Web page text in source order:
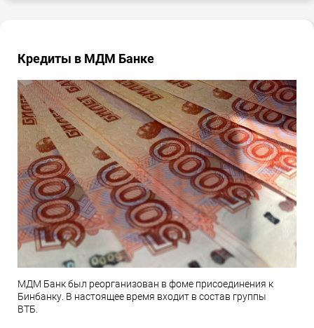
Кредиты в МДМ Банке
МДМ Банк был реорганизован в фоме присоединения к
Бинбанку. В настоящее время входит в состав группы
ВТБ.